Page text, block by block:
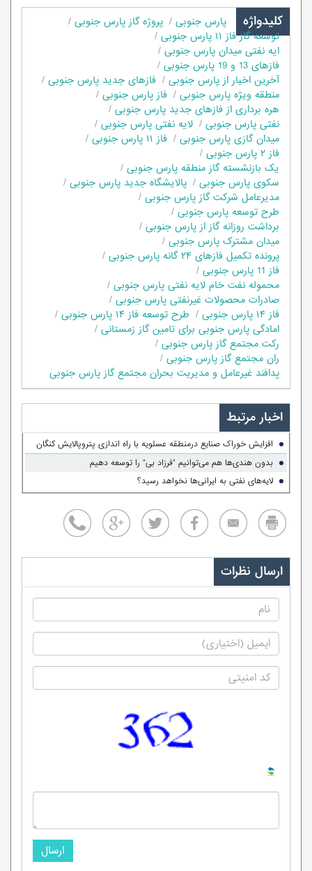
کلیدواژه پارس جنوبی
پروژه گاز پارس جنوبی
توسعه گاز فاز ۱۱ پارس جنوبی
ایه نفتی میدان پارس جنوبی
فازهای 13 و 19 پارس جنوبی
آخرین اخبار از پارس جنوبی
فازهای جدید پارس جنوبی
منطقه ویژه پارس جنوبی
فاز پارس جنوبی
هره برداری از فازهای جدید پارس جنوبی
نفتی پارس جنوبی
لایه نفتی پارس جنوبی
میدان گازی پارس جنوبی
فاز ۱۱ پارس جنوبی
فاز ۲ پارس جنوبی
یک بازنشسته گاز منطقه پارس جنوبی
سکوی پارس جنوبی
پالایشگاه جدید پارس جنوبی
مدیرعامل شرکت گاز پارس جنوبی
طرح توسعه پارس جنوبی
برداشت روزانه گاز از پارس جنوبی
میدان مشترک پارس جنوبی
پرونده تکمیل فازهای ۲۴ گانه پارس جنوبی
فاز 11 پارس جنوبی
محموله نفت خام لایه نفتی پارس جنوبی
صادرات محصولات غیرنفتی پارس جنوبی
فاز ۱۴ پارس جنوبی
طرح توسعه فاز ۱۴ پارس جنوبی
امادگی پارس جنوبی برای تامین گاز زمستانی
رکت مجتمع گاز پارس جنوبی
ران مجتمع گاز پارس جنوبی
پدافند غیرعامل و مدیریت بحران مجتمع گاز پارس جنوبی
اخبار مرتبط
افزایش خوراک صنایع درمنطقه عسلویه با راه اندازی پتروپالایش کنگان
بدون هندی‌ها هم می‌توانیم "فرزاد بی" را توسعه دهیم
لایه‌های نفتی به ایرانی‌ها نخواهد رسید؟
ارسال نظرات
ارسال